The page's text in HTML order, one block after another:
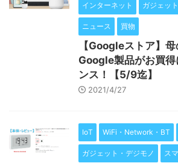
インターネット ガジェッ
ニュース 買物
【Googleストア】
Google製品がお買得
ンス！【5/9迄】
2021/4/27
IoT WiFi・Network・BT
ガジェット・デジモノ ス